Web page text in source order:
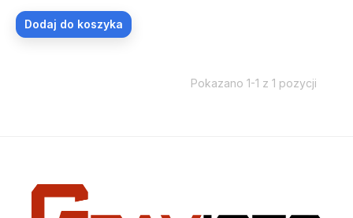
Dodaj do koszyka
Pokazano 1-1 z 1 pozycji